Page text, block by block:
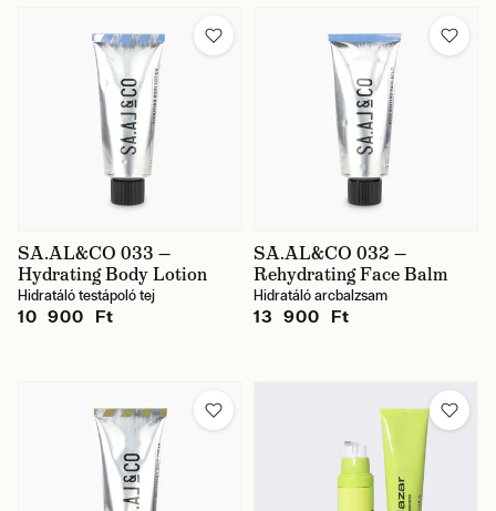
SA.AL&CO 033 —
Hydrating Body Lotion
Hidratáló testápoló tej
10 900 Ft
SA.AL&CO 032 —
Rehydrating Face Balm
Hidratáló arcbalzsam
13 900 Ft